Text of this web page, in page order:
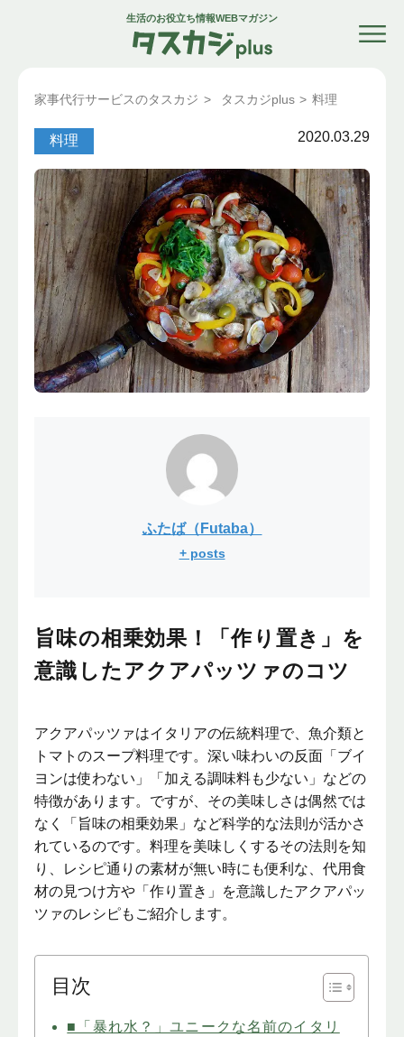
生活のお役立ち情報WEBマガジン
家事代行サービスのタスカジ > タスカジplus > 料理
料理 2020.03.29
ふたば（Futaba）
+ posts
旨味の相乗効果！「作り置き」を
意識したアクアパッツァのコツ
アクアパッツァはイタリアの伝統料理で、魚介類と
トマトのスープ料理です。深い味わいの反面「ブイ
ヨンは使わない」「加える調味料も少ない」などの
特徴があります。ですが、その美味しさは偶然では
なく「旨味の相乗効果」など科学的な法則が活かさ
れているのです。料理を美味しくするその法則を知
り、レシピ通りの素材が無い時にも便利な、代用食
材の見つけ方や「作り置き」を意識したアクアパッ
ツァのレシピもご紹介します。
目次
■「暴れ水？」ユニークな名前のイタリ